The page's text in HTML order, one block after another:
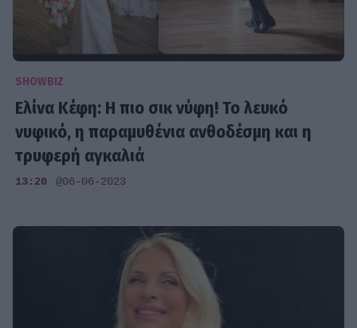
SHOWBIZ
Ελίνα Κέφη: Η πιο σικ νύφη! Το λευκό
νυφικό, η παραμυθένια ανθοδέσμη και η
τρυφερή αγκαλιά
13:20 @06-06-2023